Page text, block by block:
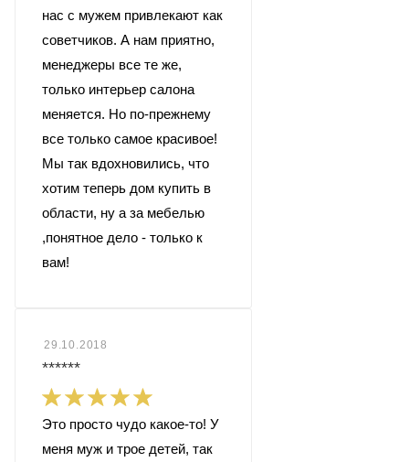
нас с мужем привлекают как
советчиков. А нам приятно,
менеджеры все те же,
только интерьер салона
меняется. Но по-прежнему
все только самое красивое!
Мы так вдохновились, что
хотим теперь дом купить в
области, ну а за мебелью
,понятное дело - только к
вам!
29.10.2018
******
Это просто чудо какое-то! У
меня муж и трое детей, так